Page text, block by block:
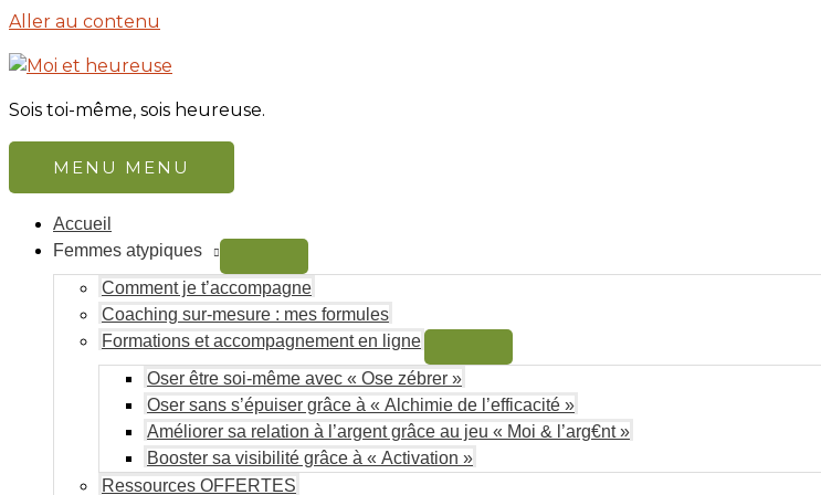
Aller au contenu
Sois toi-même, sois heureuse.
MENU MENU
Accueil
Femmes atypiques
Comment je t’accompagne
Coaching sur-mesure : mes formules
Formations et accompagnement en ligne
Oser être soi-même avec « Ose zébrer »
Oser sans s’épuiser grâce à « Alchimie de l’efficacité »
Améliorer sa relation à l’argent grâce au jeu « Moi & l’arg€nt »
Booster sa visibilité grâce à « Activation »
Ressources OFFERTES